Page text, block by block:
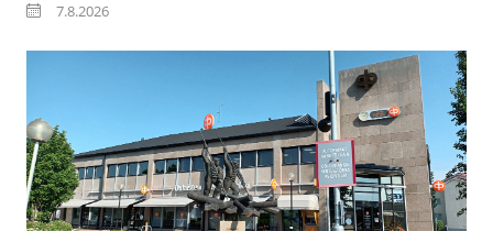
7.8.2026